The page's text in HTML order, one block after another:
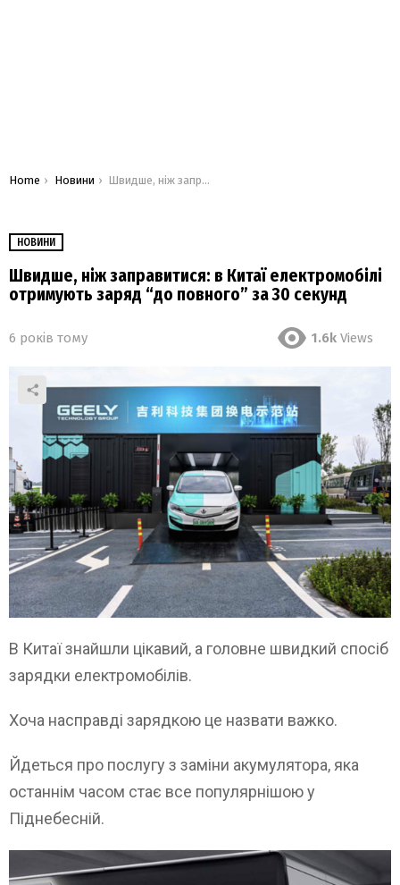
You are here:
Home Новини Швидше, ніж заправитися: в Китаї електромобілі отримують заряд “до повного” за 30 секунд
НОВИНИ
Швидше, ніж заправитися: в Китаї електромобілі
отримують заряд “до повного” за 30 секунд
6 років тому 1.6k Views
В Китаї знайшли цікавий, а головне швидкий спосіб
зарядки електромобілів.
Хоча насправді зарядкою це назвати важко.
Йдеться про послугу з заміни акумулятора, яка
останнім часом стає все популярнішою у
Піднебесній.